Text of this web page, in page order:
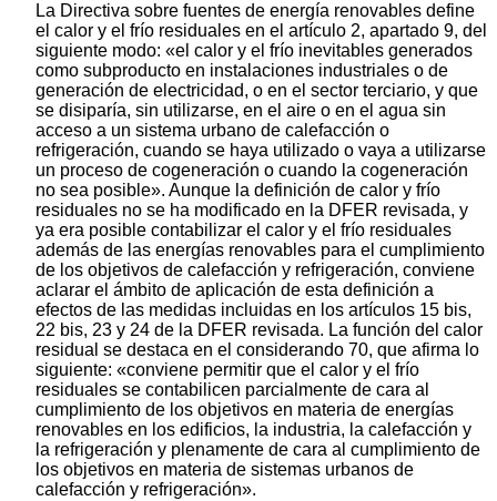
La Directiva sobre fuentes de energía renovables define
el calor y el frío residuales en el artículo 2, apartado 9, del
siguiente modo: «el calor y el frío inevitables generados
como subproducto en instalaciones industriales o de
generación de electricidad, o en el sector terciario, y que
se disiparía, sin utilizarse, en el aire o en el agua sin
acceso a un sistema urbano de calefacción o
refrigeración, cuando se haya utilizado o vaya a utilizarse
un proceso de cogeneración o cuando la cogeneración
no sea posible». Aunque la definición de calor y frío
residuales no se ha modificado en la DFER revisada, y
ya era posible contabilizar el calor y el frío residuales
además de las energías renovables para el cumplimiento
de los objetivos de calefacción y refrigeración, conviene
aclarar el ámbito de aplicación de esta definición a
efectos de las medidas incluidas en los artículos 15 bis,
22 bis, 23 y 24 de la DFER revisada. La función del calor
residual se destaca en el considerando 70, que afirma lo
siguiente: «conviene permitir que el calor y el frío
residuales se contabilicen parcialmente de cara al
cumplimiento de los objetivos en materia de energías
renovables en los edificios, la industria, la calefacción y
la refrigeración y plenamente de cara al cumplimiento de
los objetivos en materia de sistemas urbanos de
calefacción y refrigeración».